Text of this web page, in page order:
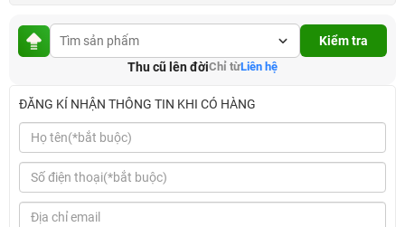
Kiểm tra
Thu cũ lên đờiChỉ từLiên hệ
ĐĂNG KÍ NHẬN THÔNG TIN KHI CÓ HÀNG